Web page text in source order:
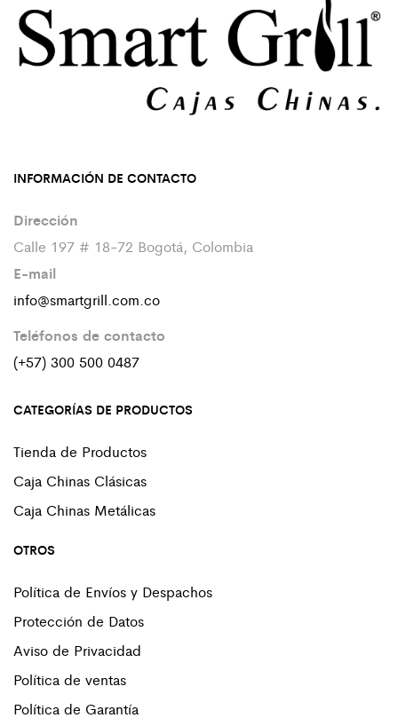
INFORMACIÓN DE CONTACTO
Dirección
Calle 197 # 18-72 Bogotá, Colombia
E-mail
info@smartgrill.com.co
Teléfonos de contacto
(+57) 300 500 0487
CATEGORÍAS DE PRODUCTOS
Tienda de Productos
Caja Chinas Clásicas
Caja Chinas Metálicas
OTROS
Política de Envíos y Despachos
Protección de Datos
Aviso de Privacidad
Política de ventas
Política de Garantía